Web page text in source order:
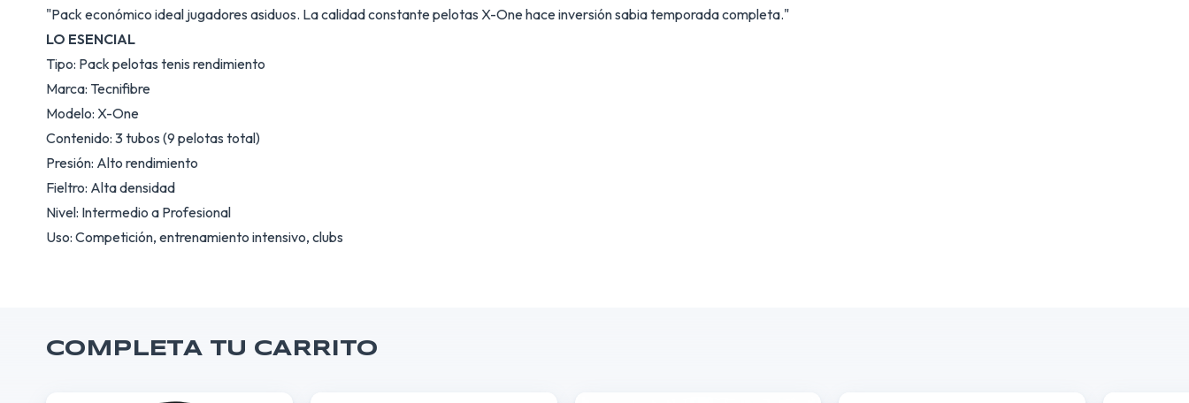
"Pack económico ideal jugadores asiduos. La calidad constante pelotas X-One hace inversión sabia temporada completa."
LO ESENCIAL
Tipo: Pack pelotas tenis rendimiento
Marca: Tecnifibre
Modelo: X-One
Contenido: 3 tubos (9 pelotas total)
Presión: Alto rendimiento
Fieltro: Alta densidad
Nivel: Intermedio a Profesional
Uso: Competición, entrenamiento intensivo, clubs
COMPLETA TU CARRITO